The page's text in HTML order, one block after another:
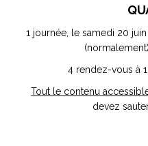
1 journée, le samedi 20
4 rendez-vous à
Tout le contenu
devez